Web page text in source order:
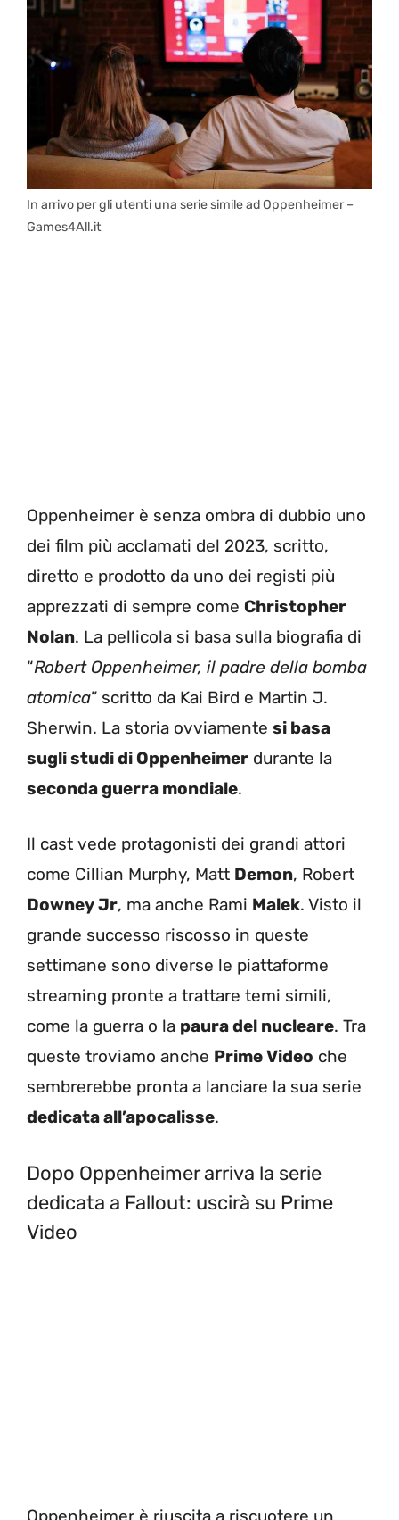
In arrivo per gli utenti una serie simile ad Oppenheimer –
Games4All.it
Oppenheimer è senza ombra di dubbio uno
dei film più acclamati del 2023, scritto,
diretto e prodotto da uno dei registi più
apprezzati di sempre come Christopher
Nolan. La pellicola si basa sulla biografia di
“Robert Oppenheimer, il padre della bomba
atomica” scritto da Kai Bird e Martin J.
Sherwin. La storia ovviamente si basa
sugli studi di Oppenheimer durante la
seconda guerra mondiale.
Il cast vede protagonisti dei grandi attori
come Cillian Murphy, Matt Demon, Robert
Downey Jr, ma anche Rami Malek. Visto il
grande successo riscosso in queste
settimane sono diverse le piattaforme
streaming pronte a trattare temi simili,
come la guerra o la paura del nucleare. Tra
queste troviamo anche Prime Video che
sembrerebbe pronta a lanciare la sua serie
dedicata all’apocalisse.
Dopo Oppenheimer arriva la serie
dedicata a Fallout: uscirà su Prime
Video
Oppenheimer è riuscita a riscuotere un